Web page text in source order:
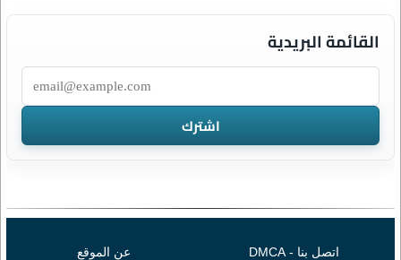
القائمة البريدية
اتصل بنا - DMCA عن الموقع